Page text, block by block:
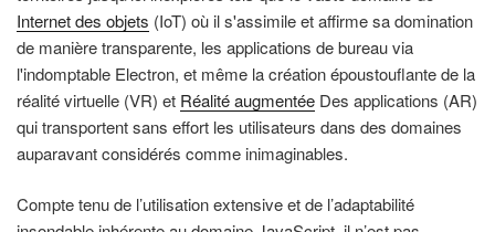
Internet des objets (IoT) où il s'assimile et affirme sa domination
de manière transparente, les applications de bureau via
l'indomptable Electron, et même la création époustouflante de la
réalité virtuelle (VR) et Réalité augmentée Des applications (AR)
qui transportent sans effort les utilisateurs dans des domaines
auparavant considérés comme inimaginables.
Compte tenu de l’utilisation extensive et de l’adaptabilité